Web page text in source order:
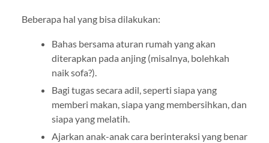
Beberapa hal yang bisa dilakukan:
Bahas bersama aturan rumah yang akan
diterapkan pada anjing (misalnya, bolehkah
naik sofa?).
Bagi tugas secara adil, seperti siapa yang
memberi makan, siapa yang membersihkan, dan
siapa yang melatih.
Ajarkan anak-anak cara berinteraksi yang benar